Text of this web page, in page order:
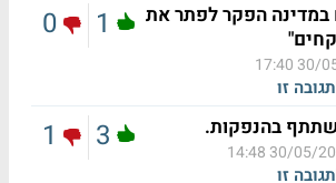
במדינה הפקר לפתר את
30/05/
זו
1
0
בהנפקות.
30/05/2021
זו
3
1